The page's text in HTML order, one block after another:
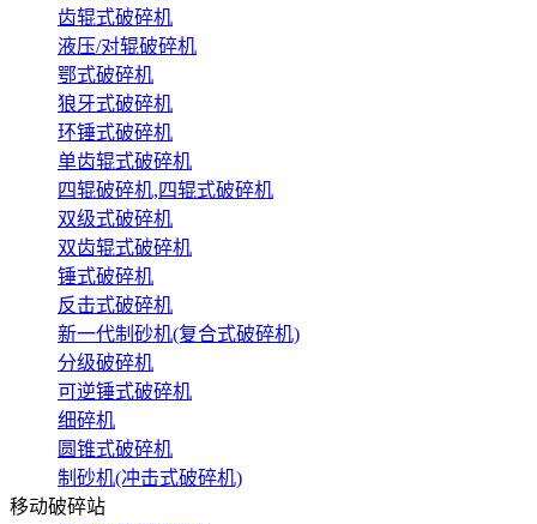
齿辊式破碎机
液压/对辊破碎机
鄂式破碎机
狼牙式破碎机
环锤式破碎机
单齿辊式破碎机
四辊破碎机,四辊式破碎机
双级式破碎机
双齿辊式破碎机
锤式破碎机
反击式破碎机
新一代制砂机(复合式破碎机)
分级破碎机
可逆锤式破碎机
细碎机
圆锥式破碎机
制砂机(冲击式破碎机)
移动破碎站